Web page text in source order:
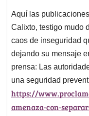
Aquí las
Calixto, testigo mudo
caos de inseguridad
dejando su mensaje
prensa: Las
una seguridad
https://
amenaza-con-